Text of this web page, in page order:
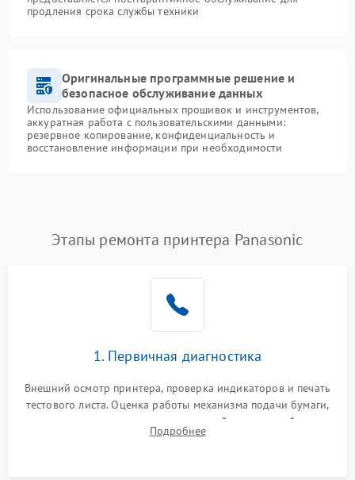
продления срока службы техники
Оригинальные программные решение и
безопасное обслуживание данных
Использование официальных прошивок и инструментов,
аккуратная работа с пользовательскими данными:
резервное копирование, конфиденциальность и
восстановление информации при необходимости
Этапы ремонта принтера Panasonic
1. Первичная диагностика
Внешний осмотр принтера, проверка индикаторов и печать
тестового листа. Оценка работы механизма подачи бумаги,
выявление посторонних шумов, замятий и первичный анализ
дефектов печати (полосы, фон, пробелы).
Подробнее